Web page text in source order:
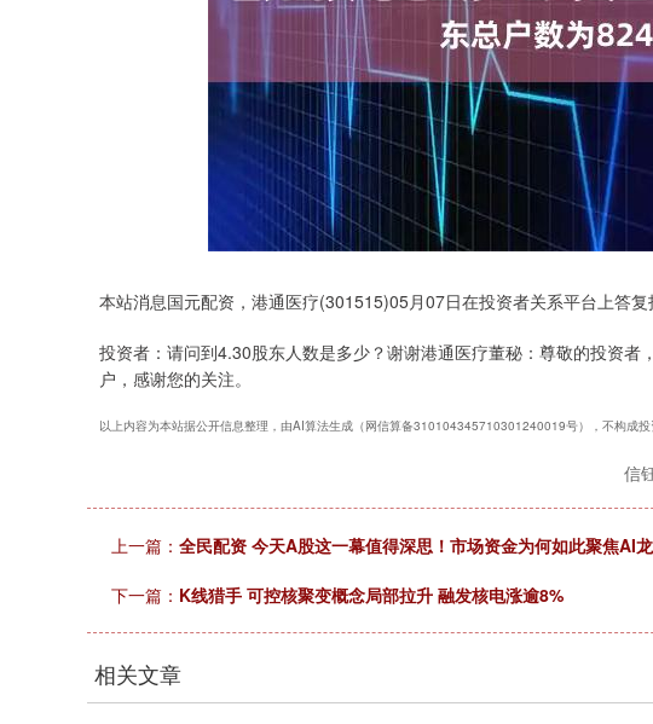
本站消息国元配资，港通医疗(301515)05月07日在投资者关系平台上答复
投资者：请问到4.30股东人数是多少？谢谢港通医疗董秘：尊敬的投资
户，感谢您的关注。
以上内容为本站据公开信息整理，由AI算法生成（网信算备310104345710301240019号），不构成投
信
上一篇： 全民配资 今天A股这一幕值得深思！市场资金为何如此聚焦AI
下一篇： K线猎手 可控核聚变概念局部拉升 融发核电涨逾8%
相关文章
深证成指 14311.01